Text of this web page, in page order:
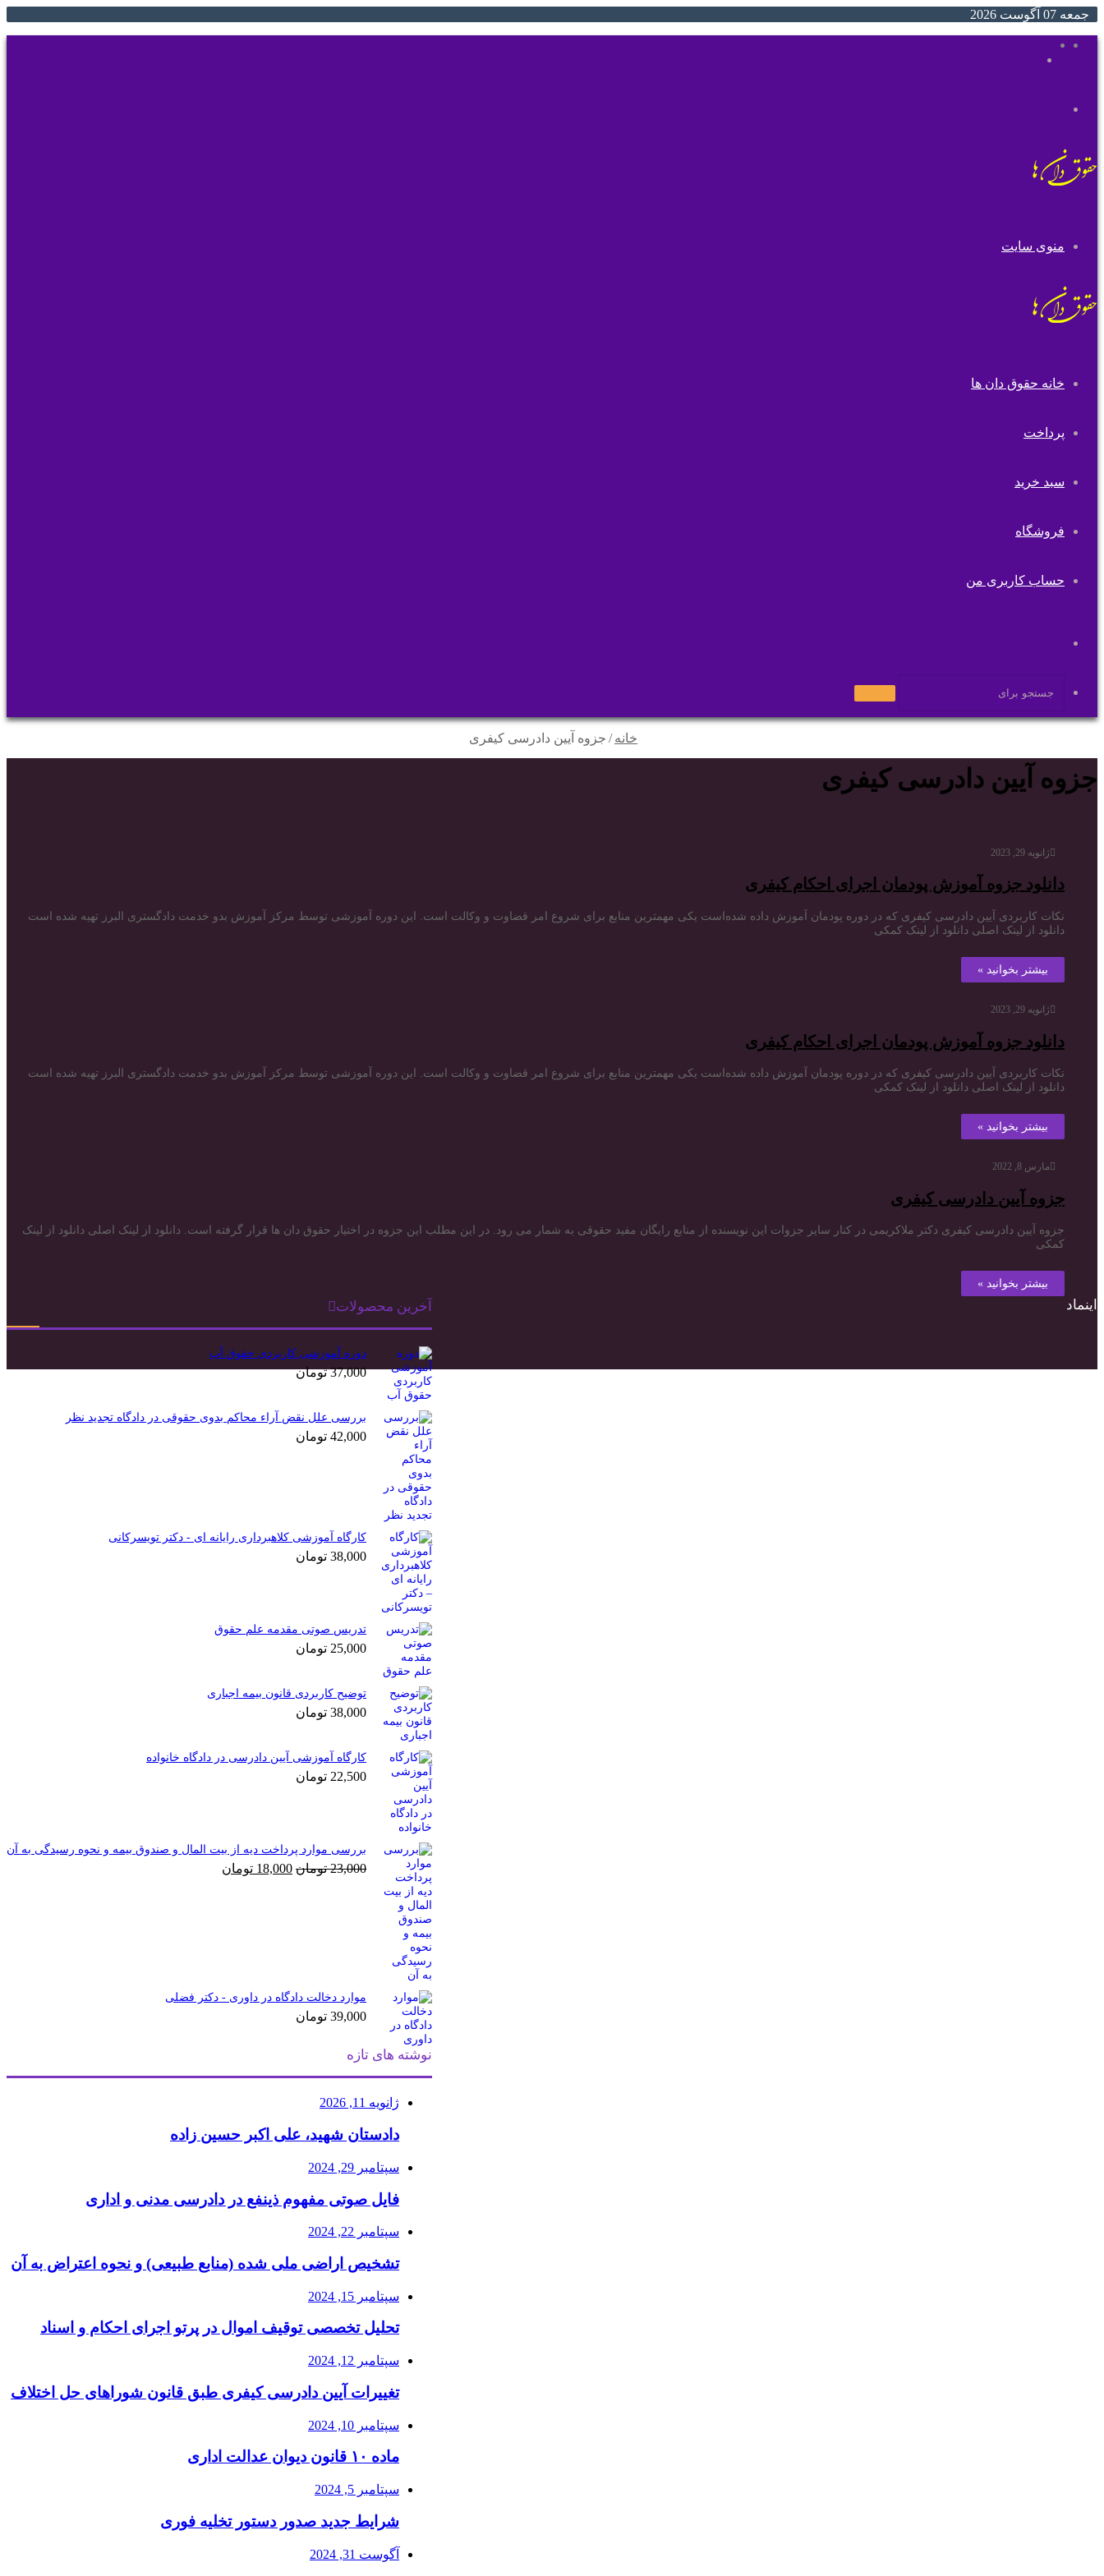
جمعه 07 آگوست 2026
پوسته
منوی سایت
خانه حقوق دان ها
پرداخت
سبد خرید
فروشگاه
حساب کاربری من
پوسته
جستجو
برای
خانه / جزوه آیین دادرسی کیفری
جزوه آیین دادرسی کیفری
ژانویه 29, 2023
دانلود جزوه آموزش پودمان اجرای احکام کیفری
نکات کاربردی آیین دادرسی کیفری که در دوره پودمان آموزش داده شده‌است یکی مهمترین منابع برای شروع امر قضاوت و وکالت است. این دوره آموزشی توسط مرکز آموزش بدو خدمت دادگستری البرز تهیه شده است
دانلود از لینک اصلی دانلود از لینک کمکی
بیشتر بخوانید »
ژانویه 29, 2023
دانلود جزوه آموزش پودمان اجرای احکام کیفری
نکات کاربردی آیین دادرسی کیفری که در دوره پودمان آموزش داده شده‌است یکی مهمترین منابع برای شروع امر قضاوت و وکالت است. این دوره آموزشی توسط مرکز آموزش بدو خدمت دادگستری البرز تهیه شده است
دانلود از لینک اصلی دانلود از لینک کمکی
بیشتر بخوانید »
مارس 8, 2022
جزوه آیین دادرسی کیفری
جزوه آیین دادرسی کیفری دکتر ملاکریمی در کنار سایر جزوات این نویسنده از منابع رایگان مفید حقوقی به شمار می رود. در این مطلب این جزوه در اختیار حقوق دان ها قرار گرفته است. دانلود از لینک اصلی دانلود از لینک
کمکی
بیشتر بخوانید »
آخرین محصولات
دوره آموزشی کاربردی حقوق آب
37,000 تومان
بررسی علل نقض آراء محاکم بدوی حقوقی در دادگاه تجدید نظر
42,000 تومان
کارگاه آموزشی کلاهبرداری رایانه ای - دکتر تویسرکانی
38,000 تومان
تدریس صوتی مقدمه علم حقوق
25,000 تومان
توضیح کاربردی قانون بیمه اجباری
38,000 تومان
کارگاه آموزشی آیین دادرسی در دادگاه خانواده
22,500 تومان
بررسی موارد پرداخت دیه از بیت المال و صندوق بیمه و نحوه رسیدگی به آن
23,000 تومان قیمت
18,000 تومان
موارد دخالت دادگاه در داوری - دکتر فضلی
39,000 تومان
نوشته های تازه
ژانویه 11, 2026
دادستان شهید، علی اکبر حسین زاده
سپتامبر 29, 2024
فایل صوتی مفهوم ذینفع در دادرسی مدنی و اداری
سپتامبر 22, 2024
تشخیص اراضی ملی شده (منابع طبیعی) و نحوه اعتراض به آن
سپتامبر 15, 2024
تحلیل تخصصی توقیف اموال در پرتو اجرای احکام و اسناد
سپتامبر 12, 2024
تغییرات آیین دادرسی کیفری طبق قانون شوراهای حل اختلاف
سپتامبر 10, 2024
ماده ۱۰ قانون دیوان عدالت اداری
سپتامبر 5, 2024
شرایط جدید صدور دستور تخلیه فوری
آگوست 31, 2024
اینماد